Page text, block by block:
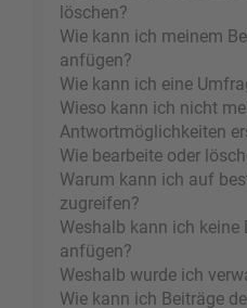
löschen?
Wie kann ich meinem
anfügen?
Wie kann ich eine
Wieso kann ich nicht
Antwortmöglichkeiten
Wie bearbeite oder
Warum kann ich auf
zugreifen?
Weshalb kann ich keine
anfügen?
Weshalb wurde ich
Wie kann ich Beiträge